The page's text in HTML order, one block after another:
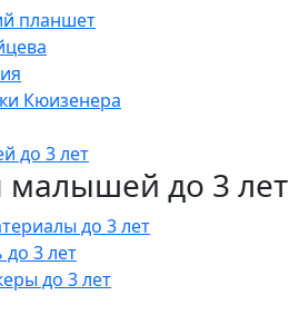
планшет
Кюизенера
до 3 лет
малышей до 3 лет
до 3 лет
до 3 лет
до 3 лет